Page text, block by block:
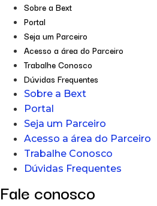
Sobre a Bext
Portal
Seja um Parceiro
Acesso a área do Parceiro
Trabalhe Conosco
Dúvidas Frequentes
Sobre a Bext
Portal
Seja um Parceiro
Acesso a área do Parceiro
Trabalhe Conosco
Dúvidas Frequentes
Fale conosco